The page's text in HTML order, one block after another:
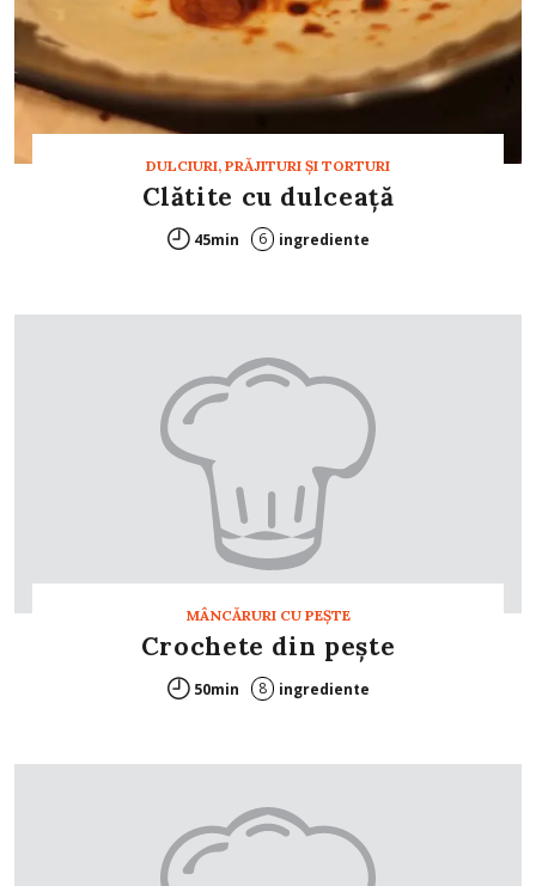
DULCIURI, PRĂJITURI ȘI TORTURI
Clătite cu dulceaţă
45min 6 ingrediente
MÂNCĂRURI CU PEŞTE
Crochete din peşte
50min 8 ingrediente